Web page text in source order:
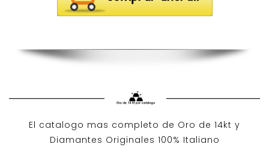
El catalogo mas completo de Oro de 14kt y
Diamantes Originales 100% Italiano